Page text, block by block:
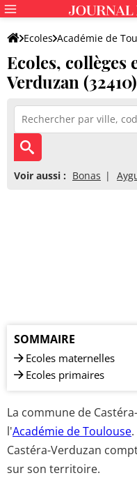
Ecoles Académie de
Ecoles, collèges
Verduzan (32410)
Voir aussi : Bonas
SOMMAIRE
Ecoles maternelles
Ecoles primaires
La commune de
l'Académie de Toulouse
Castéra-Verduzan
sur son territoire.